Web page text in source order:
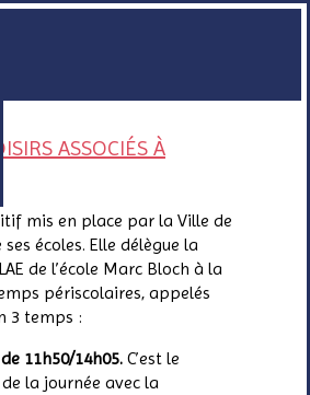
ASSOCIÉS À
mis en place par la Ville de
écoles. Elle délègue la
de l’école Marc Bloch à la
périscolaires, appelés
3 temps :
11h50/14h05. C’est le
la journée avec la